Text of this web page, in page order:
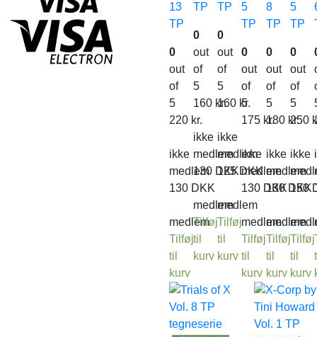
13
TP
0
out
of
5
220 kr.
ikke
medlem
130 DKK
medlem
Tilføj
til
kurv
TP
0
out
of
5
160 kr.
ikke
medlem
130 DKK
medlem
Tilføj
til
kurv
TP
0
out
of
5
160 kr.
ikke
medlem
125DKK
medlem
Tilføj
til
kurv
5
TP
0
out
of
5
175 kr.
ikke
medlem
130 DKK
medlem
Tilføj
til
kurv
8
TP
0
out
of
5
180 kr.
ikke
medlem
130 DKK
medlem
Tilføj
til
kurv
5
TP
0
out
of
5
250
ikke
150
Tilføj
til
kurv